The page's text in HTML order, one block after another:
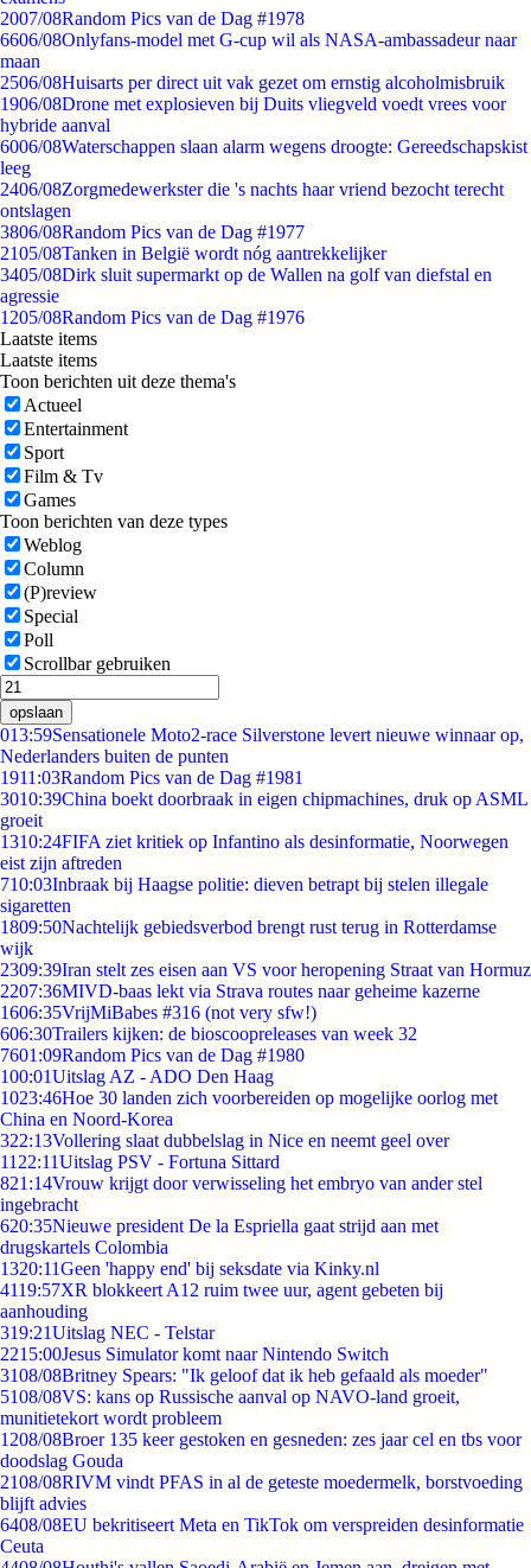
2007/08Random Pics van de Dag #1978
6606/08Onlyfans-model met G-cup wil als NASA-ambassadeur naar
maan
2506/08Huisarts per direct uit vak gezet om ernstig alcoholmisbruik
1906/08Drone met explosieven bij Duits vliegveld voedt vrees voor
hybride aanval
6006/08Waterschappen slaan alarm wegens droogte: Gereedschapskist
leeg
2406/08Zorgmedewerkster die 's nachts haar vriend bezocht terecht
ontslagen
3806/08Random Pics van de Dag #1977
2105/08Tanken in België wordt nóg aantrekkelijker
3405/08Dirk sluit supermarkt op de Wallen na golf van diefstal en
agressie
1205/08Random Pics van de Dag #1976
Laatste items
Laatste items
Toon berichten uit deze thema's
Actueel
Entertainment
Sport
Film & Tv
Games
Toon berichten van deze types
Weblog
Column
(P)review
Special
Poll
Scrollbar gebruiken
opslaan
013:59Sensationele Moto2-race Silverstone levert nieuwe winnaar op,
Nederlanders buiten de punten
1911:03Random Pics van de Dag #1981
3010:39China boekt doorbraak in eigen chipmachines, druk op ASML
groeit
1310:24FIFA ziet kritiek op Infantino als desinformatie, Noorwegen
eist zijn aftreden
710:03Inbraak bij Haagse politie: dieven betrapt bij stelen illegale
sigaretten
1809:50Nachtelijk gebiedsverbod brengt rust terug in Rotterdamse
wijk
2309:39Iran stelt zes eisen aan VS voor heropening Straat van Hormuz
2207:36MIVD-baas lekt via Strava routes naar geheime kazerne
1606:35VrijMiBabes #316 (not very sfw!)
606:30Trailers kijken: de bioscoopreleases van week 32
7601:09Random Pics van de Dag #1980
100:01Uitslag AZ - ADO Den Haag
1023:46Hoe 30 landen zich voorbereiden op mogelijke oorlog met
China en Noord-Korea
322:13Vollering slaat dubbelslag in Nice en neemt geel over
11 22:11Uitslag PSV - Fortuna Sittard
821:14Vrouw krijgt door verwisseling het embryo van ander stel
ingebracht
620:35Nieuwe president De la Espriella gaat strijd aan met
drugskartels Colombia
1320:11Geen 'happy end' bij seksdate via Kinky.nl
4119:57XR blokkeert A12 ruim twee uur, agent gebeten bij
aanhouding
319:21Uitslag NEC - Telstar
2215:00Jesus Simulator komt naar Nintendo Switch
3108/08Britney Spears: "Ik geloof dat ik heb gefaald als moeder"
5108/08VS: kans op Russische aanval op NAVO-land groeit,
munitietekort wordt probleem
1208/08Broer 135 keer gestoken en gesneden: zes jaar cel en tbs voor
doodslag Gouda
2108/08RIVM vindt PFAS in al de geteste moedermelk, borstvoeding
blijft advies
6408/08EU bekritiseert Meta en TikTok om verspreiden desinformatie
Ceuta